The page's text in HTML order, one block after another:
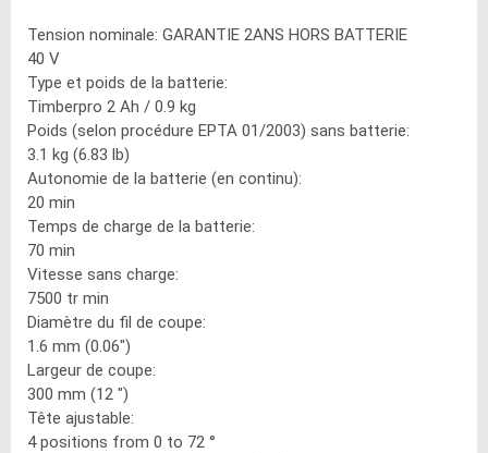
Tension nominale: GARANTIE 2ANS HORS BATTERIE
40 V
Type et poids de la batterie:
Timberpro 2 Ah / 0.9 kg
Poids (selon procédure EPTA 01/2003) sans batterie:
3.1 kg (6.83 lb)
Autonomie de la batterie (en continu):
20 min
Temps de charge de la batterie:
70 min
Vitesse sans charge:
7500 tr min
Diamètre du fil de coupe:
1.6 mm (0.06")
Largeur de coupe:
300 mm (12 ")
Tête ajustable:
4 positions from 0 to 72 °